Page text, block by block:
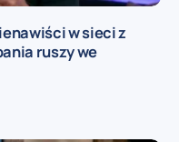
w sieci z
ruszy we